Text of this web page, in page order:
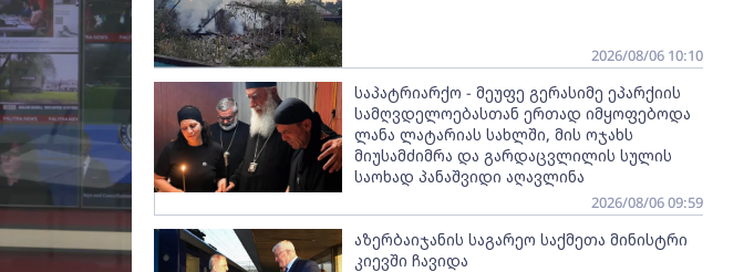
2026/08/06 10:10
საპატრიარქო - მეუფე გერასიმე ეპარქიის
სამღვდელოებასთან ერთად იმყოფებოდა
ლანა ლატარიას სახლში, მის ოჯახს
მიუსამძიმრა და გარდაცვლილის სულის
საოხად პანაშვიდი აღავლინა
2026/08/06 09:59
აზერბაიჯანის საგარეო საქმეთა მინისტრი
კიევში ჩავიდა